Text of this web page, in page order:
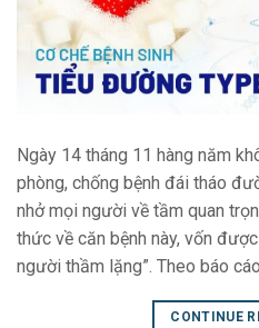
Ngày 14 tháng 11 hàng năm
phòng, chống bệnh đái tháo
nhở mọi người về tầm quan
thức về căn bệnh này, vốn
người thầm lặng”. Theo báo
CONTINUE